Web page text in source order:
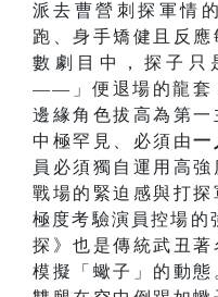
派去曹營刺探軍情
跑、身手矯健且反
數劇目中，探子只
——」便退場的龍套
邊緣角色拔高為第
中極罕見、必須由一
員必須獨自運用高
戰場的緊迫感與打探
極度考驗演員控場的
探》也是傳統武丑
模擬「蠍子」的動態